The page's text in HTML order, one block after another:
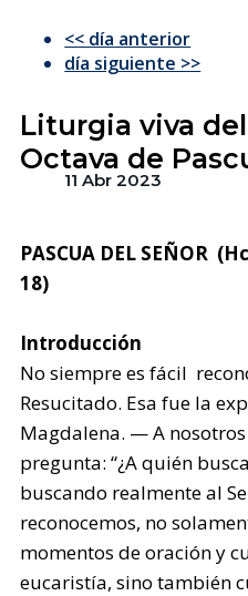
<< día anterior
día siguiente >>
Liturgia viva
Octava de
11 Abr 2023
PASCUA DEL SEÑOR
18)
Introducción
No siempre es fácil
Resucitado. Esa fue la
Magdalena. — A
pregunta: “¿A quién
buscando realmente al
reconocemos, no
momentos de oración y
eucaristía, sino también